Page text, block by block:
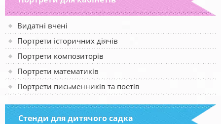
Видатні вчені
Портрети історичних діячів
Портрети композиторів
Портрети математиків
Портрети письменників та поетів
Стенди для дитячого садка